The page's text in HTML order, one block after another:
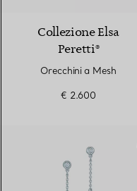
Collezione Elsa
Peretti®
Orecchini a Mesh
€ 2.600